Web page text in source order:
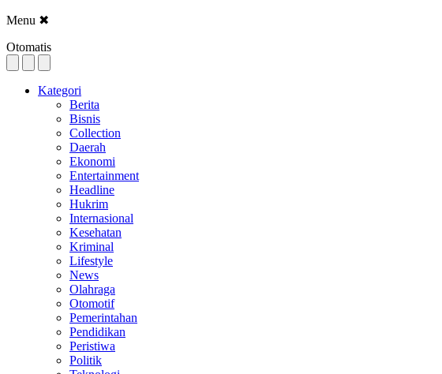
Menu ✖
Otomatis
Kategori
Berita
Bisnis
Collection
Daerah
Ekonomi
Entertainment
Headline
Hukrim
Internasional
Kesehatan
Kriminal
Lifestyle
News
Olahraga
Otomotif
Pemerintahan
Pendidikan
Peristiwa
Politik